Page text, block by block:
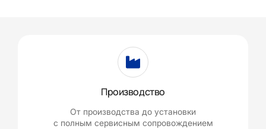
Производство
От производства до установки
с полным сервисным сопровождением